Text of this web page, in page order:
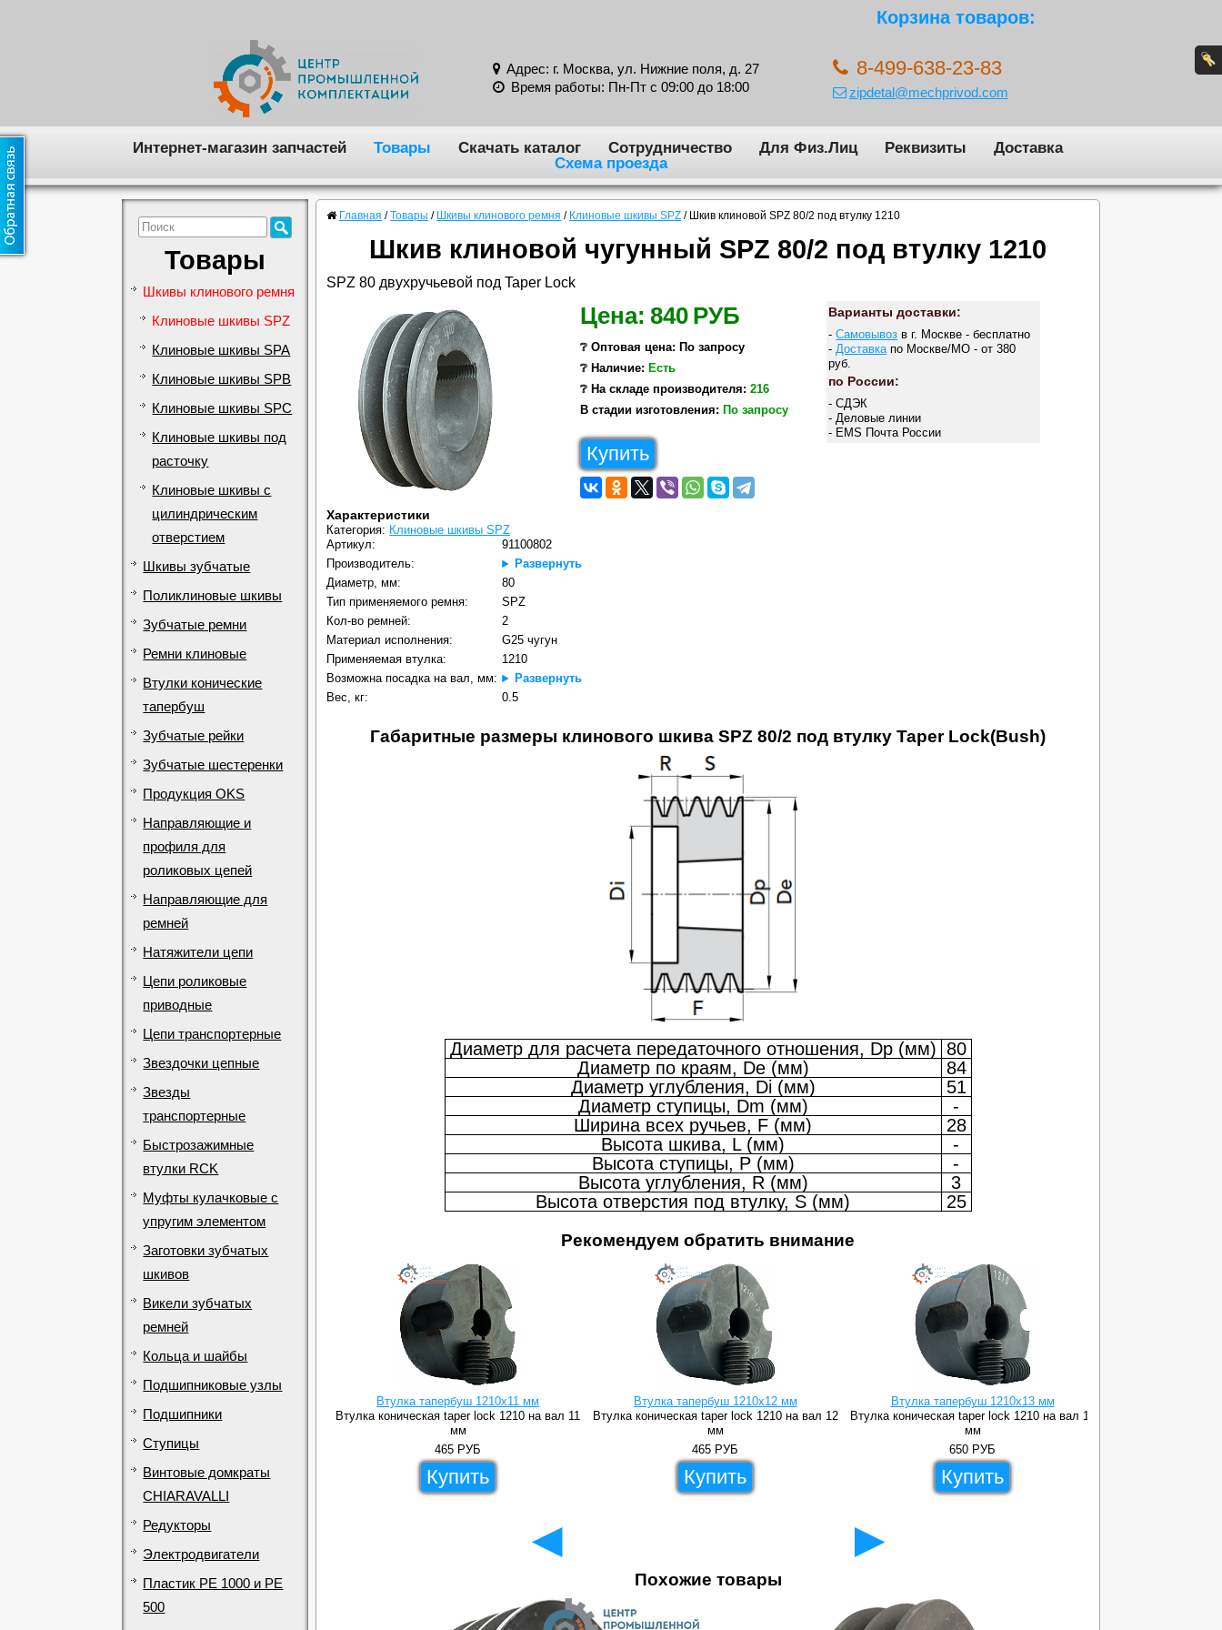
Корзина товаров:
Адрес: г. Москва, ул. Нижние поля, д. 27
Время работы: Пн-Пт с 09:00 до 18:00
8-499-638-23-83
zipdetal@mechprivod.com
Интернет-магазин запчастей Товары Скачать каталог Сотрудничество Для Физ.Лиц Реквизиты
Доставка
Схема проезда
Товары
Шкивы клинового ремня
Клиновые шкивы SPZ
Клиновые шкивы SPA
Клиновые шкивы SPB
Клиновые шкивы SPC
Клиновые шкивы под
расточку
Клиновые шкивы с
цилиндрическим
отверстием
Шкивы зубчатые
Поликлиновые шкивы
Зубчатые ремни
Ремни клиновые
Втулки конические
тапербуш
Зубчатые рейки
Зубчатые шестеренки
Продукция OKS
Направляющие и
профиля для
роликовых цепей
Направляющие для
ремней
Натяжители цепи
Цепи роликовые
приводные
Цепи транспортерные
Звездочки цепные
Звезды
транспортерные
Быстрозажимные
втулки RCK
Муфты кулачковые с
упругим элементом
Заготовки зубчатых
шкивов
Викели зубчатых
ремней
Кольца и шайбы
Подшипниковые узлы
Подшипники
Ступицы
Винтовые домкраты
CHIARAVALLI
Редукторы
Электродвигатели
Пластик PE 1000 и PE
500
Главная / Товары / Шкивы клинового ремня / Клиновые шкивы SPZ / Шкив клиновой SPZ 80/2 под втулку 1210
Шкив клиновой чугунный SPZ 80/2 под втулку 1210
SPZ 80 двухручьевой под Taper Lock
Цена: 840 РУБ
❔ Оптовая цена: По запросу
❔ Наличие: Есть
❔ На складе производителя: 216
В стадии изготовления: По запросу
Купить
Варианты доставки:
-Самовывоз в г. Москве - бесплатно
- Доставка по Москве/МО - от 380
руб.
по России:
- СДЭК
- Деловые линии
- EMS Почта России
Характеристики
Категория: Клиновые шкивы SPZ
Артикул:
91100802
Производитель:
Развернуть
Диаметр, мм:
80
Тип применяемого ремня:
SPZ
Кол-во ремней:
2
Материал исполнения:
G25 чугун
Применяемая втулка:
1210
Возможна посадка на вал, мм:
Развернуть
Вес, кг:
0.5
Габаритные размеры клинового шкива SPZ 80/2 под втулку Taper Lock(Bush)
Диаметр для расчета передаточного отношения, Dp (мм) 80
Диаметр по краям, De (мм)
84
Диаметр углубления, Di (мм)
51
Диаметр ступицы, Dm (мм)
-
Ширина всех ручьев, F (мм)
28
Высота шкива, L (мм)
-
Высота ступицы, P (мм)
-
Высота углубления, R (мм)
3
Высота отверстия под втулку, S (мм)
25
Рекомендуем обратить внимание
Втулка тапербуш 1210x11 мм
Втулка коническая taper lock 1210 на вал 11
мм
465 РУБ
Купить
Втулка тапербуш 1210x12 мм
Втулка коническая taper lock 1210 на вал 12
мм
465 РУБ
Купить
Втулка тапербуш 1210x13 мм
Втулка коническая taper lock 1210 на вал 13
мм
650 РУБ
Купить
◄ ►
Похожие товары